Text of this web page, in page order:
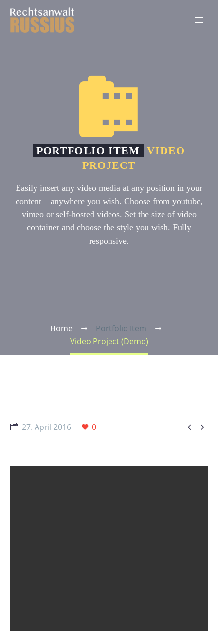


PORTFOLIO ITEM
VIDEO
PROJECT
Easily insert any video media at any position in your
content – anywhere you wish. Choose from youtube,
vimeo or self-hosted videos. Set the size of video
container and choose the style you wish. Fully
responsive.
Home
Portfolio Item
Video Project (Demo)
 
27. April 2016 0